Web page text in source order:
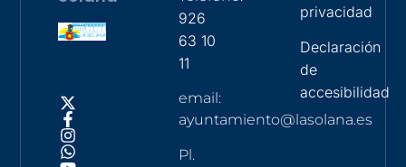
926
63 10
11
email:
ayuntamiento@lasolana.es
Pl.
privacidad
Declaración
de
accesibilidad